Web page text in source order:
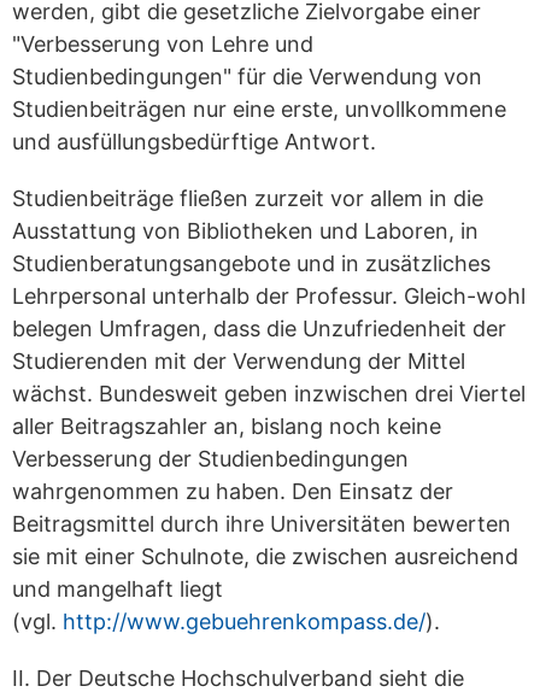
werden, gibt die gesetzliche Zielvorgabe einer
"Verbesserung von Lehre und
Studienbedingungen" für die Verwendung von
Studienbeiträgen nur eine erste, unvollkommene
und ausfüllungsbedürftige Antwort.
Studienbeiträge fließen zurzeit vor allem in die
Ausstattung von Bibliotheken und Laboren, in
Studienberatungsangebote und in zusätzliches
Lehrpersonal unterhalb der Professur. Gleich-wohl
belegen Umfragen, dass die Unzufriedenheit der
Studierenden mit der Verwendung der Mittel
wächst. Bundesweit geben inzwischen drei Viertel
aller Beitragszahler an, bislang noch keine
Verbesserung der Studienbedingungen
wahrgenommen zu haben. Den Einsatz der
Beitragsmittel durch ihre Universitäten bewerten
sie mit einer Schulnote, die zwischen ausreichend
und mangelhaft liegt
(vgl. http://www.gebuehrenkompass.de/).
II. Der Deutsche Hochschulverband sieht die